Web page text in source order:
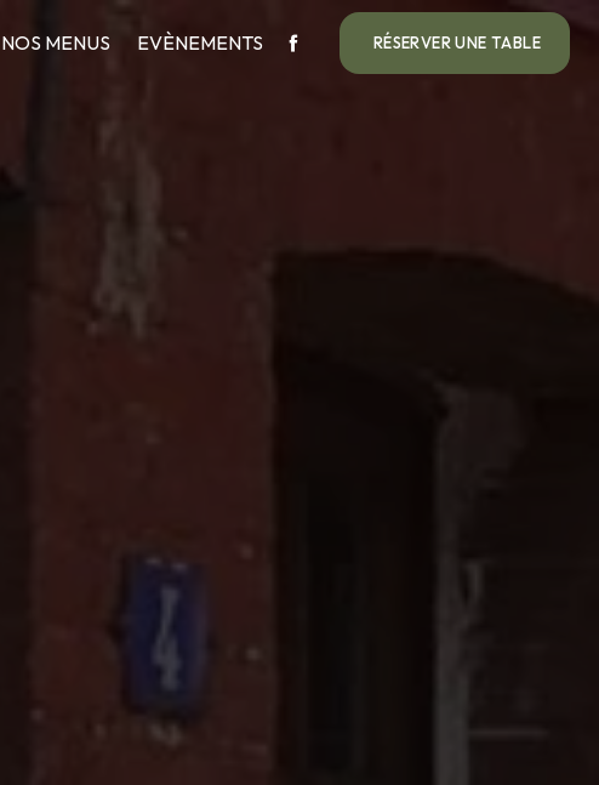
NOS MENUS EVÈNEMENTS RÉSERVER UNE TABLE